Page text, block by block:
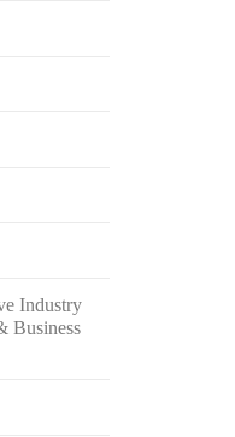
Industry
Business